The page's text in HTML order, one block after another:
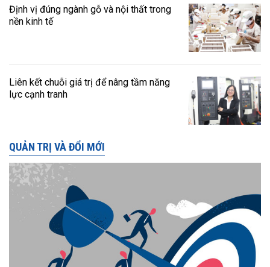
Định vị đúng ngành gỗ và nội thất trong
nền kinh tế
Liên kết chuỗi giá trị để nâng tầm năng
lực cạnh tranh
QUẢN TRỊ VÀ ĐỔI MỚI